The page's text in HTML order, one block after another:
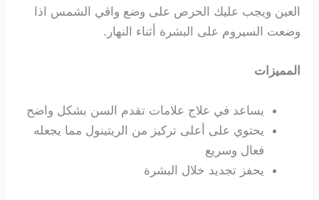
العين ويجب عليك الحرص على وضع واقي الشمس اذا
وضعت السيروم على البشرة أثناء النهار.
المميزات
يساعد في علاج علامات تقدم السن بشكل واضح
يحتوي على أعلى تركيز من الريتينول مما يجعله
فعال وسريع
يحفز تجديد خلال البشرة